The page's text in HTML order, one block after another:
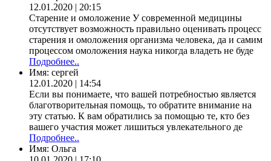
12.01.2020 | 20:15
Старение и омоложение У современной медицины
отсутствует возможность правильно оценивать процесс
старения и омоложения организма человека, да и самим
процессом омоложения наука никогда владеть не буде
Подробнее..
Имя: сергей
12.01.2020 | 14:54
Если вы понимаете, что вашей потребностью является
благотворительная помощь, то обратите внимание на
эту статью. К вам обратились за помощью те, кто без
вашего участия может лишиться увлекательного де
Подробнее..
Имя: Ольга